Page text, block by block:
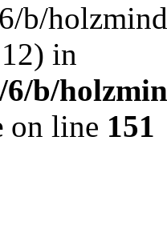
b/
in
b/
on line 151